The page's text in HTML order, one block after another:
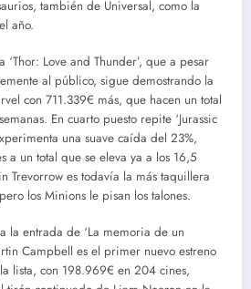
también de Universal, como la
año.
‘Thor: Love and Thunder’, que a pesar
al público, sigue demostrando la
con 711.339€ más, que hacen un total
En cuarto puesto repite ‘Jurassic
una suave caída del 23%,
a un total que se eleva ya a los 16,5
Trevorrow es todavía la más taquillera
los Minions le pisan los talones.
la entrada de ‘La memoria de un
Campbell es el primer nuevo estreno
lista, con 198.969€ en 204 cines,